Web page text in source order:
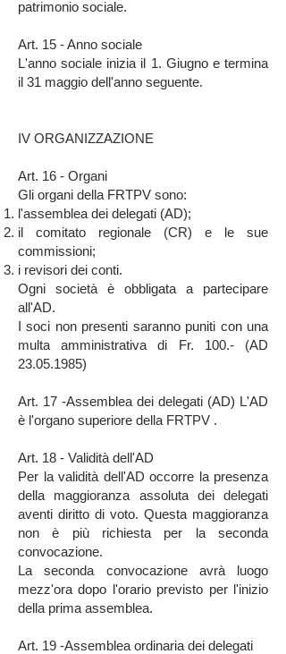
patrimonio sociale.
Art. 15 - Anno sociale
L'anno sociale inizia il 1. Giugno e termina
il 31 maggio dell'anno seguente.
IV ORGANIZZAZIONE
Art. 16 - Organi
Gli organi della FRTPV sono:
l'assemblea dei delegati (AD);
il comitato regionale (CR) e le sue
commissioni;
i revisori dei conti.
Ogni società è obbligata a partecipare
all'AD.
I soci non presenti saranno puniti con una
multa amministrativa di Fr. 100.- (AD
23.05.1985)
Art. 17 -Assemblea dei delegati (AD) L'AD
è l'organo superiore della FRTPV .
Art. 18 - Validità dell'AD
Per la validità dell'AD occorre la presenza
della maggioranza assoluta dei delegati
aventi diritto di voto. Questa maggioranza
non è più richiesta per la seconda
convocazione.
La seconda convocazione avrà luogo
mezz'ora dopo l'orario previsto per l'inizio
della prima assemblea.
Art. 19 -Assemblea ordinaria dei delegati